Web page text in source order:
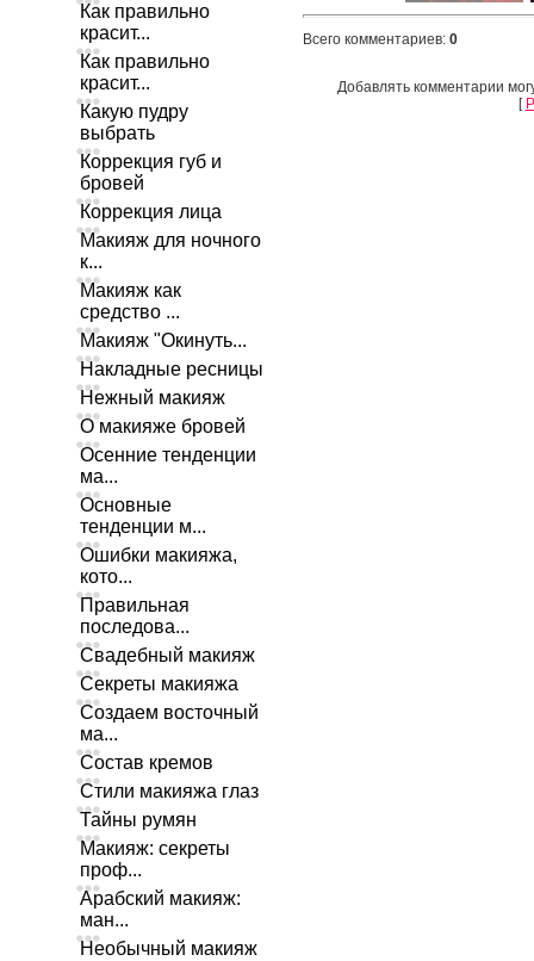
Как правильно
красит...
Как правильно
красит...
Какую пудру
выбрать
Коррекция губ и
бровей
Коррекция лица
Макияж для ночного
к...
Макияж как
средство ...
Макияж "Окинуть...
Накладные ресницы
Нежный макияж
О макияже бровей
Осенние тенденции
ма...
Основные
тенденции м...
Ошибки макияжа,
кото...
Правильная
последова...
Свадебный макияж
Секреты макияжа
Создаем восточный
ма...
Состав кремов
Стили макияжа глаз
Тайны румян
Макияж: секреты
проф...
Арабский макияж:
ман...
Необычный макияж
Всего комментариев: 0
Добавлять комментарии
[